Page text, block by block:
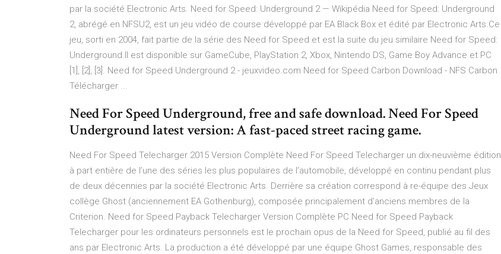
par la société Electronic Arts. Need for Speed: Underground 2 — Wikipédia Need for Speed: Underground
2, abrégé en NFSU2, est un jeu vidéo de course développé par EA Black Box et édité par Electronic Arts.Ce
jeu, sorti en 2004, fait partie de la série des Need for Speed et est la suite du jeu similaire Need for Speed:
Underground.Il est disponible sur GameCube, PlayStation 2, Xbox, Nintendo DS, Game Boy Advance et PC
[1], [2], [3]. Need for Speed Underground 2 - jeuxvideo.com Need for Speed Carbon Download - NFS Carbon
Télécharger ...
Need For Speed Underground, free and safe download. Need For Speed
Underground latest version: A fast-paced street racing game.
Need For Speed Telecharger 2015 Version Complète Need For Speed Telecharger un dix-neuvième édition
à part entière de l’une des séries les plus populaires de l’automobile, développé en continu pendant plus
de deux décennies par la société Electronic Arts. Derrière sa création correspond à re-équipe des Jeux
collège Ghost (anciennement EA Gothenburg), composée principalement d’anciens membres de la
Criterion. Need for Speed Payback Telecharger Version Complète PC Need for Speed Payback
Telecharger pour les ordinateurs personnels est le prochain opus de la Need for Speed, publié au fil des
ans par Electronic Arts. La production a été développé par une équipe Ghost Games, responsable des